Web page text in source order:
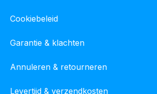
Cookiebeleid
Garantie & klachten
Annuleren & retourneren
Levertijd & verzendkosten